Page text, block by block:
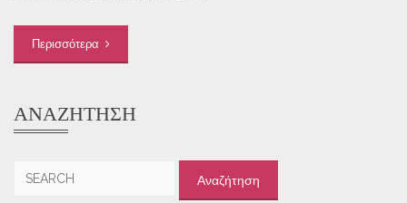
Περισσότερα
ΑΝΑΖΉΤΗΣΗ